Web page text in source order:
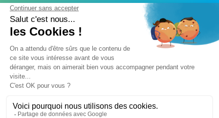
ACTUALITÉS
Mentions légales
Conditions générales de ventes